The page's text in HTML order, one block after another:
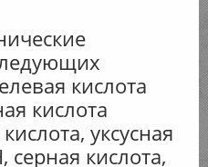
кислота
кислота
уксусная
серная кислота,